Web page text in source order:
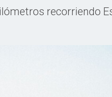
recorriendo